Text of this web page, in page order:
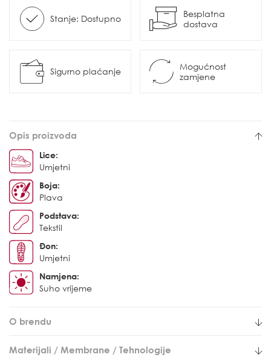
Stanje: Dostupno
Besplatna
dostava
Sigurno plaćanje
Mogućnost
zamjene
Opis proizvoda
Lice:
Umjetni
Boja:
Plava
Podstava:
Tekstil
Đon:
Umjetni
Namjena:
Suho vrijeme
O brendu
Materijali / Membrane / Tehnologije